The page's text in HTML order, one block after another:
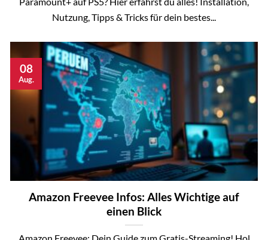
Nutzung, Tipps & Tricks für dein bestes...
Amazon Freevee Infos: Alles Wichtige auf
einen Blick
08
Aug.